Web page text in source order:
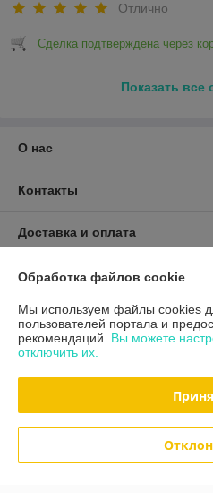
Отлично
Сделка подтверждена через
Показать все
О нас
Контакты
Доставка и оплата
График работы
Полная версия сайта
Политика обработки cookies
Сайт создан на платформе
Обработка файлов cookie
Мы используем файлы cookies
пользователей портала и
рекомендаций. Вы можете
отключить их.